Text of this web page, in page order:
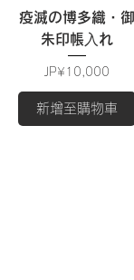
疫滅の博多織・御
朱印帳⼊れ
價格
JP¥10,000
新增至購物車